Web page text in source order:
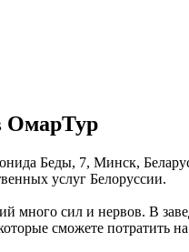
ОмарТур
Беды, 7, Минск,
услуг Белоруссии.
сил и нервов. В
сможете потратить